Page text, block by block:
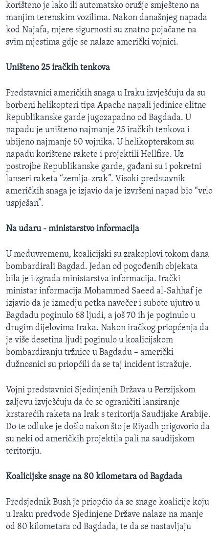
korišteno je lako ili automatsko oružje smješteno na
manjim terenskim vozilima. Nakon današnjeg napada
kod Najafa, mjere sigurnosti su znatno pojačane na
svim mjestima gdje se nalaze američki vojnici.
Uništeno 25 iračkih tenkova
Predstavnici američkih snaga u Iraku izvješćuju da su
borbeni helikopteri tipa Apache napali jedinice elitne
Republikanske garde jugozapadno od Bagdada. U
napadu je uništeno najmanje 25 iračkih tenkova i
ubijeno najmanje 50 vojnika. U helikopterskom su
napadu korištene rakete i projektili Hellfire. Uz
postrojbe Republikanske garde, gađani su i pokretni
lanseri raketa “zemlja-zrak”. Visoki predstavnik
američkih snaga je izjavio da je izvršeni napad bio “vrlo
uspješan”.
Na udaru - ministarstvo informacija
U međuvremenu, koalicijski su zrakoplovi tokom dana
bombardirali Bagdad. Jedan od pogođenih objekata
bila je i zgrada ministarstva informacija. Irački
ministar informacija Mohammed Saeed al-Sahhaf je
izjavio da je izmedju petka navečer i subote ujutro u
Bagdadu poginulo 68 ljudi, a još 70 ih je poginulo u
drugim dijelovima Iraka. Nakon iračkog priopćenja da
je više desetina ljudi poginulo u koalicijskom
bombardiranju tržnice u Bagdadu – američki
dužnosnici su priopćili da se taj incident istražuje.
Vojni predstavnici Sjedinjenih Država u Perzijskom
zaljevu izvješćuju da će se ograničiti lansiranje
krstarećih raketa na Irak s teritorija Saudijske Arabije.
Do te odluke je došlo nakon što je Riyadh prigovorio da
su neki od američkih projektila pali na saudijskom
teritoriju.
Koalicijske snage na 80 kilometara od Bagdada
Predsjednik Bush je priopćio da se snage koalicije koju
u Iraku predvode Sjedinjene Države nalaze na manje
od 80 kilometara od Bagdada, te da se nastavljaju